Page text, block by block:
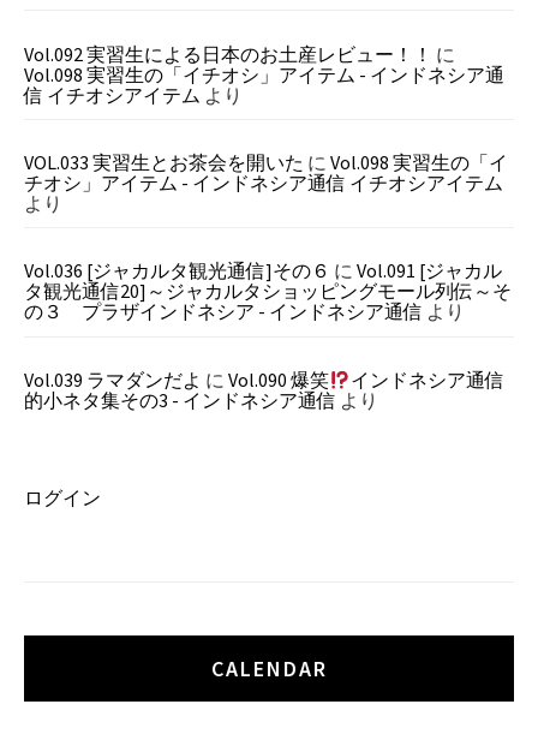
Vol.092 実習生による日本のお土産レビュー！！ に
Vol.098 実習生の「イチオシ」アイテム - インドネシア通
信 イチオシアイテム より
VOL.033 実習生とお茶会を開いた に Vol.098 実習生の「イ
チオシ」アイテム - インドネシア通信 イチオシアイテム
より
Vol.036 [ジャカルタ観光通信]その６ に Vol.091 [ジャカル
タ観光通信20]～ジャカルタショッピングモール列伝～そ
の３ プラザインドネシア - インドネシア通信 より
Vol.039 ラマダンだよ に Vol.090 爆笑
インドネシア通信
的小ネタ集その3 - インドネシア通信 より
ログイン
CALENDAR